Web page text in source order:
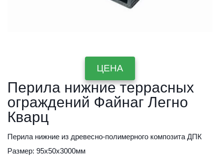
ЦЕНА
Перила нижние террасных
ограждений Файнаг Легно
Кварц
Перила нижние из древесно-полимерного композита ДПК
Размер: 95х50х3000мм